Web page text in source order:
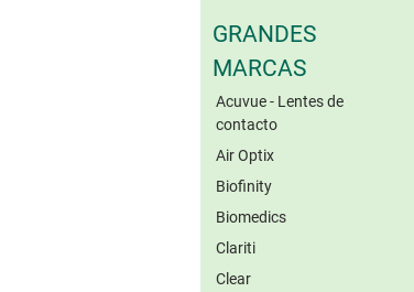
GRANDES
MARCAS
Acuvue - Lentes de
contacto
Air Optix
Biofinity
Biomedics
Clariti
Clear